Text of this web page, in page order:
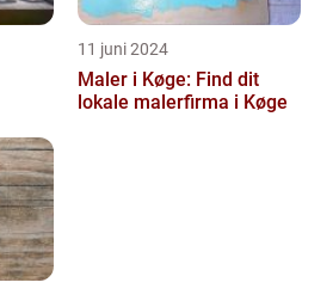
11 juni 2024
Maler i Køge: Find dit
lokale malerfirma i Køge